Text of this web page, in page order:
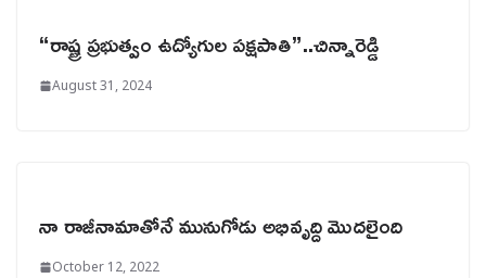
“రాష్ట్ర ప్రభుత్వం ఉద్యోగుల పక్షపాతి”..చిన్నారెడ్డి
August 31, 2024
నా రాజీనామాతోనే మునుగోడు అభివృద్ది మొదలైంది
October 12, 2022